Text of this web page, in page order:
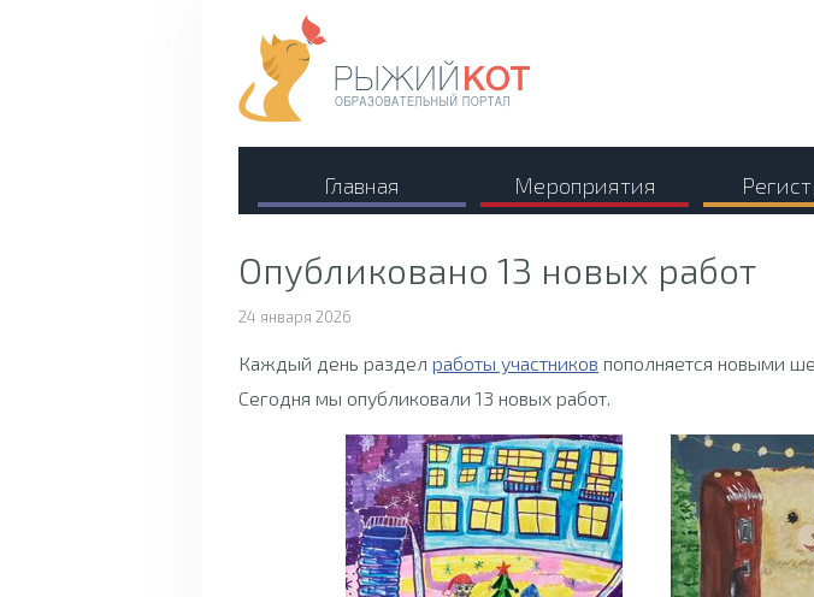
Главная Мероприятия
Опубликовано 13 новых работ
24 января 2026
Каждый день раздел работы участников пополняется новыми
Сегодня мы опубликовали 13 новых работ.